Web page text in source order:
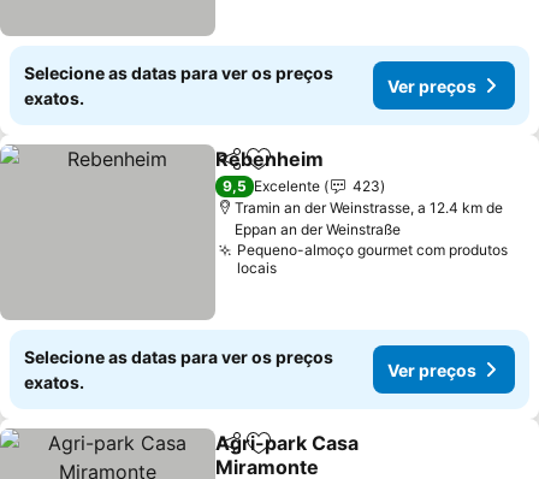
Selecione as datas para ver os preços
exatos.
Ver preços
PartilharAdicionar aos favoritos
Rebenheim
9,5 Excelente
423
Tramin an der Weinstrasse, a 12.4 km de
Eppan an der Weinstraße
Pequeno-almoço gourmet com produtos
locais
Selecione as datas para ver os preços
exatos.
Ver preços
PartilharAdicionar aos favoritos
Agri-park Casa
Miramonte